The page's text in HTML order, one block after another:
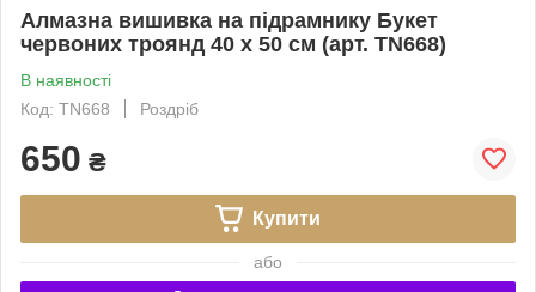
Алмазна вишивка на підрамнику Букет
червоних троянд 40 х 50 см (арт. TN668)
В наявності
Код: TN668
Роздріб
650 ₴
Купити
або